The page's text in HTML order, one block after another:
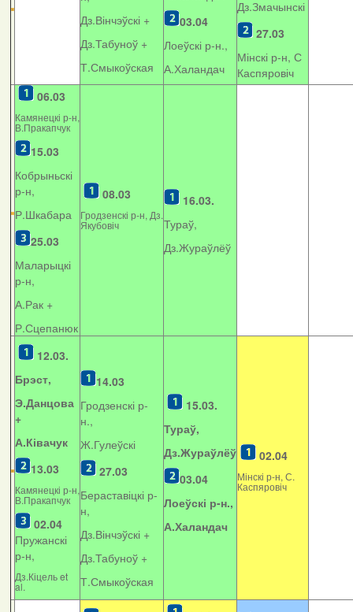
Дз.Вінчэўскі +
Дз.Табуноў +
Т.Смыкоўская
03.04
Лоеўскі р-н.,
А.Халандач
Дз.Змачынскі
27.03
Мінскі р-н, С
Каспяровіч
06.03
Камянецкі р-н,
В.Пракапчук
15.03
Кобрыньскі
р-н,
Р.Шкабара
25.03
Маларыцкі
р-н,
А.Рак +
Р.Сцепанюк
08.03
Гродзенскі р-н, Дз.
Якубовіч
16.03.
Тураў,
Дз.Жураўлёў
12.03.
Брэст,
Э.Данцова
+
А.Ківачук
13.03
Камянецкі р-н,
В.Пракапчук
02.04
Пружанскі
р-н,
Дз.Кіцель et
al.
14.03
Гродзенскі р-
н.,
Ж.Гулеўскі
27.03
Бераставіцкі р-
н,
Дз.Вінчэўскі +
Дз.Табуноў +
Т.Смыкоўская
15.03.
Тураў,
Дз.Жураўлёў
03.04
Лоеўскі р-н.,
А.Халандач
02.04
Мінскі р-н, С.
Каспяровіч